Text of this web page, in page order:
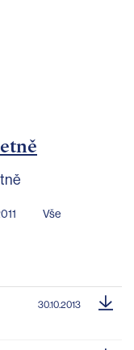
Vše
30.10.2013